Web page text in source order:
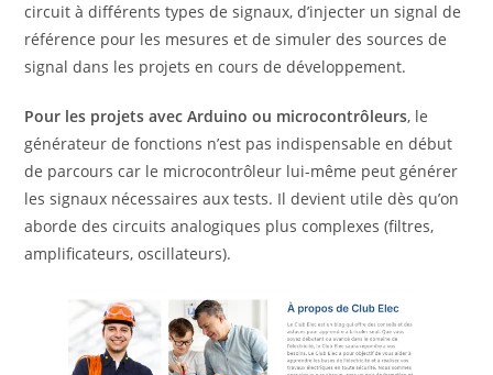
circuit à différents types de signaux, d’injecter un signal de
référence pour les mesures et de simuler des sources de
signal dans les projets en cours de développement.
Pour les projets avec Arduino ou microcontrôleurs, le
générateur de fonctions n’est pas indispensable en début
de parcours car le microcontrôleur lui-même peut générer
les signaux nécessaires aux tests. Il devient utile dès qu’on
aborde des circuits analogiques plus complexes (filtres,
amplificateurs, oscillateurs).